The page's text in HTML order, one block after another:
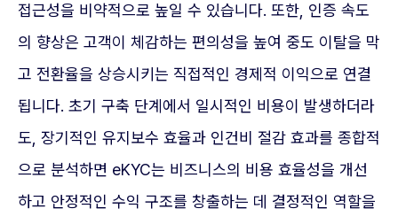
접근성을 비약적으로 높일 수 있습니다. 또한, 인증 속도
의 향상은 고객이 체감하는 편의성을 높여 중도 이탈을 막
고 전환율을 상승시키는 직접적인 경제적 이익으로 연결
됩니다. 초기 구축 단계에서 일시적인 비용이 발생하더라
도, 장기적인 유지보수 효율과 인건비 절감 효과를 종합적
으로 분석하면 eKYC는 비즈니스의 비용 효율성을 개선
하고 안정적인 수익 구조를 창출하는 데 결정적인 역할을